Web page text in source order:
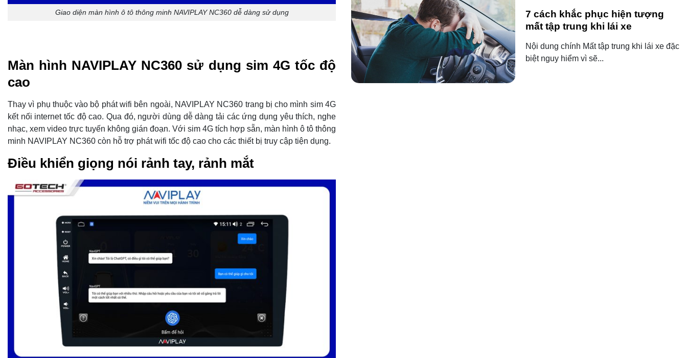
Giao diện màn hình ô tô thông minh NAVIPLAY NC360 dễ dàng sử dụng
Màn hình NAVIPLAY NC360 sử dụng sim 4G tốc độ
cao
Thay vì phụ thuộc vào bộ phát wifi bên ngoài, NAVIPLAY NC360 trang bị cho mình sim 4G
kết nối internet tốc độ cao. Qua đó, người dùng dễ dàng tải các ứng dụng yêu thích, nghe
nhạc, xem video trực tuyến không gián đoạn. Với sim 4G tích hợp sẵn, màn hình ô tô thông
minh NAVIPLAY NC360 còn hỗ trợ phát wifi tốc độ cao cho các thiết bị truy cập tiện dụng.
Điều khiển giọng nói rảnh tay, rảnh mắt
7 cách khắc phục hiện tượng
mất tập trung khi lái xe
Nội dung chính Mất tập trung khi lái xe đặc
biệt nguy hiểm vì sẽ...